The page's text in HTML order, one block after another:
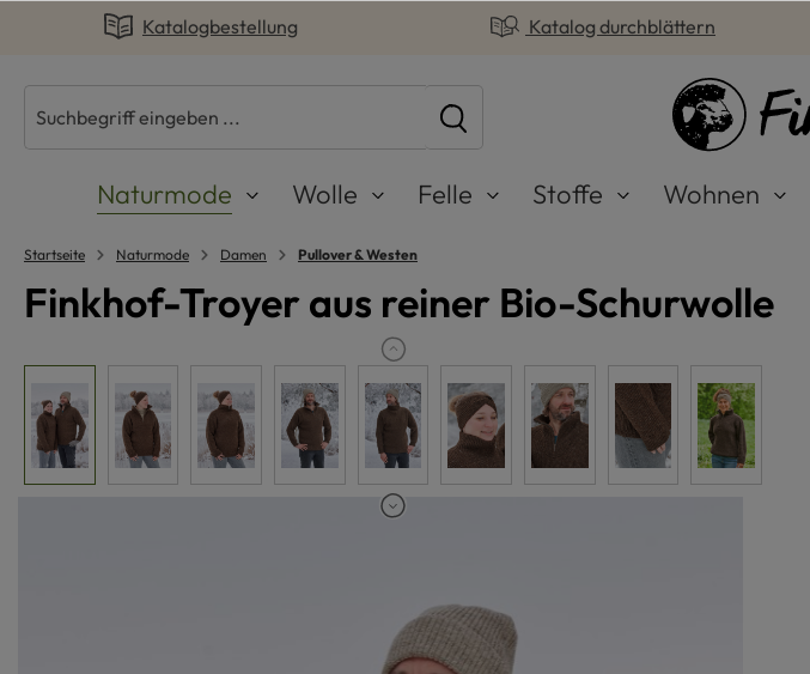
Zur Hauptnavigation springen
Katalogbestellung Katalog durchblättern
Naturmode Wolle Felle Stoffe Wohnen
Startseite Naturmode Damen Pullover & Westen
Finkhof-Troyer aus reiner Bio-Schurwolle